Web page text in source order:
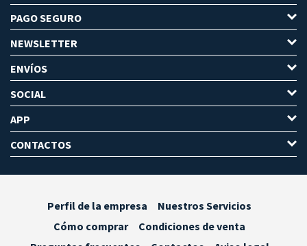
PAGO SEGURO
NEWSLETTER
ENVÍOS
SOCIAL
APP
CONTACTOS
Perfil de la empresa
Nuestros Servicios
Cómo comprar
Condiciones de venta